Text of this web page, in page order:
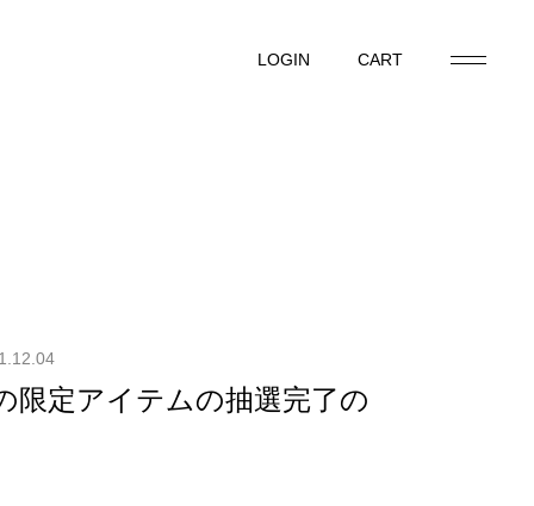
LOGIN
CART
限定アイテムの抽選完了の